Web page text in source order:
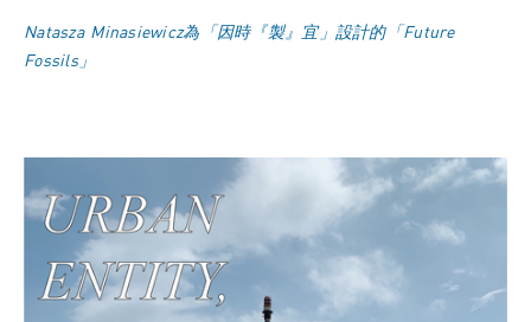
Natasza Minasiewicz為「因時『製』宜」設計的「Future
Fossils」